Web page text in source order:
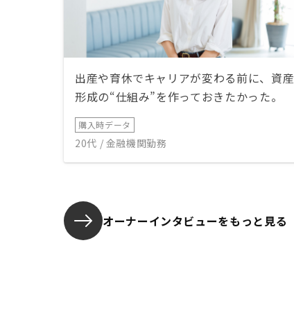
出産や育休でキャリアが変わる前に、資産
形成の“仕組み”を作っておきたかった。
購入時データ
20代 / 金融機関勤務
オーナーインタビューをもっと見る